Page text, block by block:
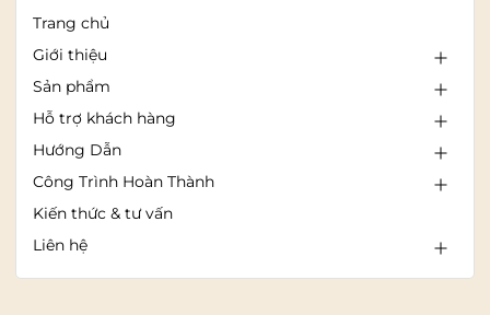
Trang chủ
Giới thiệu
Sản phẩm
Hỗ trợ khách hàng
Hướng Dẫn
Công Trình Hoàn Thành
Kiến thức & tư vấn
Liên hệ